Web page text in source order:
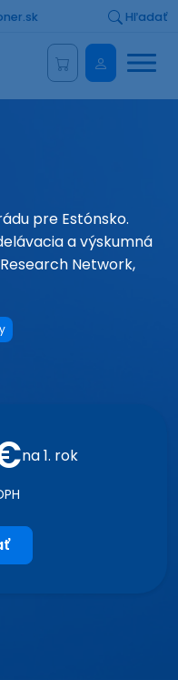
Hľadať
Menu
pre Estónsko.
a výskumná
Network,
na 1. rok